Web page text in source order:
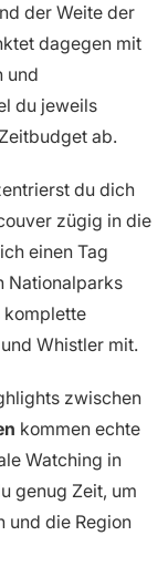
der Weite der
dagegen mit
und
du jeweils
ab.
du dich
zügig in die
einen Tag
Nationalparks
komplette
Whistler mit.
zwischen
kommen echte
Watching in
genug Zeit, um
und die Region